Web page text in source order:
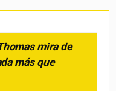
mira de
más que